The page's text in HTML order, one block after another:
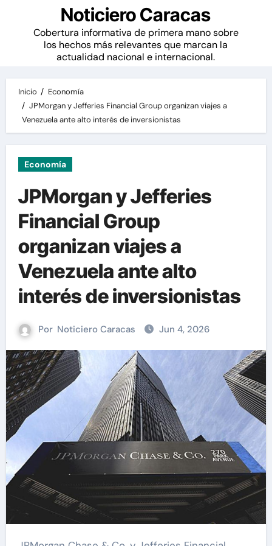
Noticiero Caracas
Cobertura informativa de primera mano sobre
los hechos más relevantes que marcan la
actualidad nacional e internacional.
Inicio
Economía
JPMorgan y Jefferies Financial Group organizan viajes a
Venezuela ante alto interés de inversionistas
Economía
JPMorgan y Jefferies
Financial Group
organizan viajes a
Venezuela ante alto
interés de inversionistas
Por Noticiero Caracas Jun 4, 2026